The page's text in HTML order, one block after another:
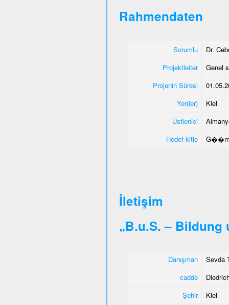
Rahmendaten
Sorumlu
Dr.
Projektleiter
Genel
Projenin Süresi
Yer(ler)
Kiel
Üstlenici
Hedef kitle
İletişim
„B.u.S. – Bildung
Danışman
Sevda
cadde
Şehir
Kiel